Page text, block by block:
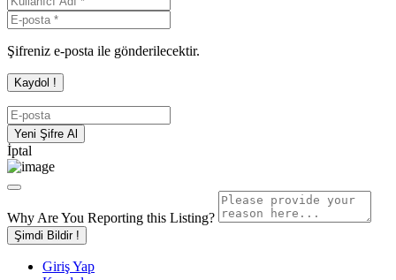
Şifreniz e-posta ile gönderilecektir.
İptal
Why Are You Reporting this Listing?
Şimdi Bildir !
Giriş Yap